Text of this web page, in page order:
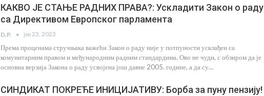
КАКВО ЈЕ СТАЊЕ РАДНИХ ПРАВА?: Ускладити Закон о раду
са Директивом Европског парламента
D.P. јан 23, 2023
Према проценама стручњака важећи Закон о раду није у потпуности усклађен са
комунитарним правом и међународним радним стандардима. Ово не чуди, с обзиром да је
основна верзија Закона о раду усвојена још давне 2005. године, а да су…
СИНДИКАТ ПОКРЕЋЕ ИНИЦИЈАТИВУ: Борба за пуну пензију!